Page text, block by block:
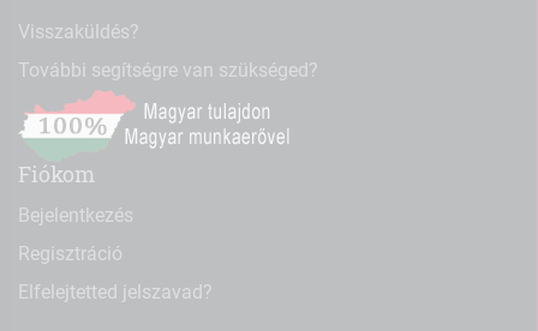
Visszaküldés?
További segítségre van szükséged?
Fiókom
Bejelentkezés
Regisztráció
Elfelejtetted jelszavad?